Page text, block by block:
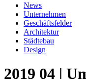
News
Unternehmen
Geschäftsfelder
Architektur
Städtebau
Design
2019 04 |